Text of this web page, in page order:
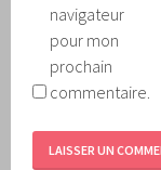
navigateur
pour mon
prochain
commentaire.